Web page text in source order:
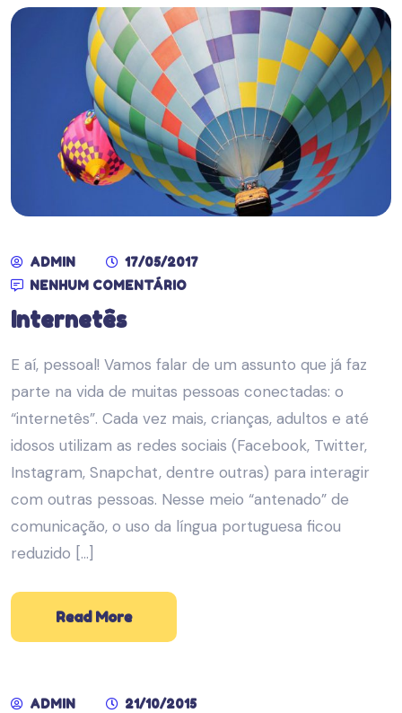
ADMIN
17/05/2017
NENHUM COMENTÁRIO
Internetês
E aí, pessoal! Vamos falar de um assunto que já faz
parte na vida de muitas pessoas conectadas: o
“internetês”. Cada vez mais, crianças, adultos e até
idosos utilizam as redes sociais (Facebook, Twitter,
Instagram, Snapchat, dentre outras) para interagir
com outras pessoas. Nesse meio “antenado” de
comunicação, o uso da língua portuguesa ficou
reduzido […]
Read More
ADMIN
21/10/2015